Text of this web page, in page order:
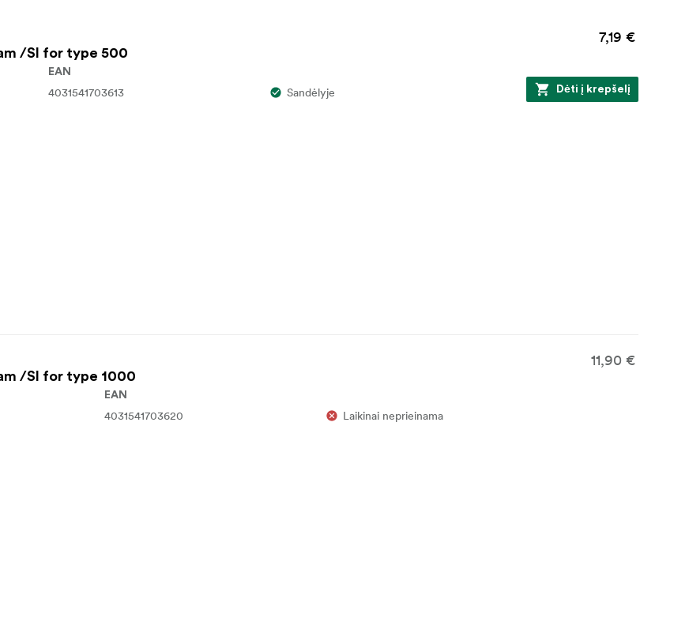
/SI for type 500
7,19 €
EAN
4031541703613 Sandėlyje Dėti į krepšelį
/SI for type 1000
11,90 €
EAN
4031541703620 Laikinai neprieinama